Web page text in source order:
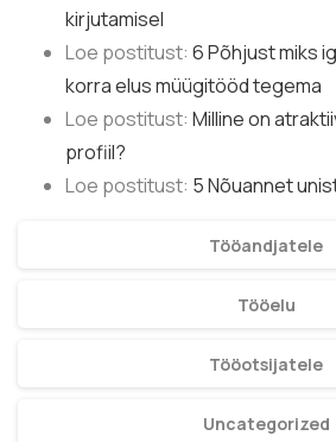
kirjutamisel
Loe postitust: 6 Põhjust miks
korra elus müügitööd tegema
Loe postitust: Milline on
profiil?
Loe postitust: 5 Nõuannet
Tööandjatele
Tööelu
Tööotsijatele
Uncategorized